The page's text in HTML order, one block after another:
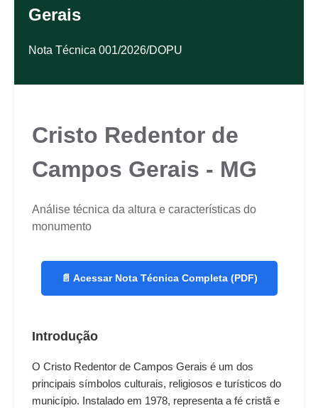
Gerais
Nota Técnica 001/2026/DOPU
Cristo Redentor de
Campos Gerais - MG
Análise técnica da altura e características do
monumento
📄 Acessar Nota Técnica Completa (PDF)
Introdução
O Cristo Redentor de Campos Gerais é um dos
principais símbolos culturais, religiosos e turísticos do
município. Instalado em 1978, representa a fé cristã e